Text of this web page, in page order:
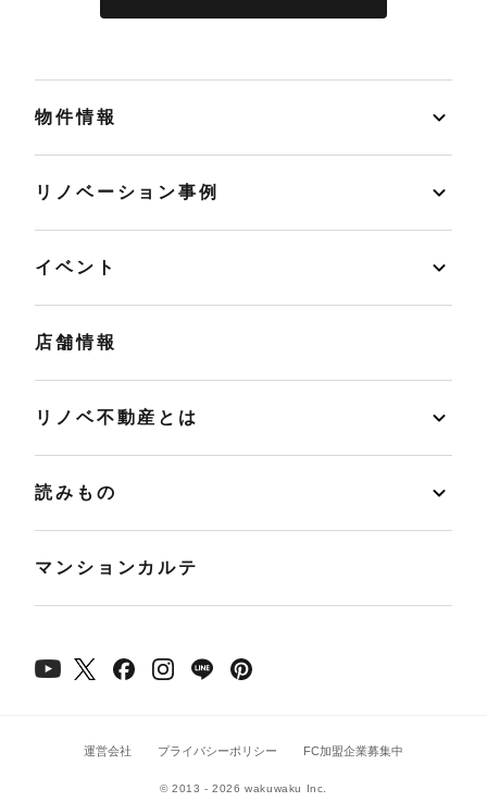
物件情報
リノベーション事例
イベント
店舗情報
リノベ不動産とは
読みもの
マンションカルテ
© 2013 - 2026 wakuwaku Inc.
運営会社 プライバシーポリシー FC加盟企業募集中